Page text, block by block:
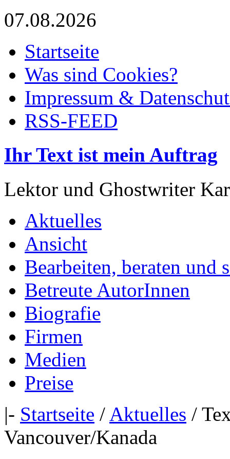
07.08.2026
Startseite
Was sind Cookies?
Impressum &
RSS-FEED
Ihr Text ist mein Auftrag
Lektor und Ghostwriter
Aktuelles
Ansicht
Bearbeiten, beraten und
Betreute AutorInnen
Biografie
Firmen
Medien
Preise
|- Startseite / Aktuelles /
Vancouver/Kanada